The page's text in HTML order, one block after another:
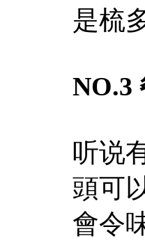
是梳
NO.3
听说
頭可
會令